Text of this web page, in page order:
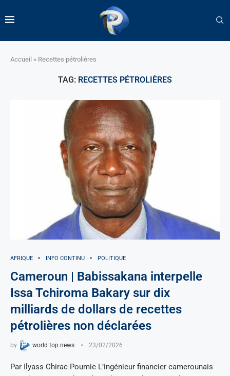
Accueil » Recettes pétrolières
TAG: RECETTES PÉTROLIÈRES
AFRIQUE INFO CONTINU POLITIQUE
Cameroun | Babissakana interpelle
Issa Tchiroma Bakary sur dix
milliards de dollars de recettes
pétrolières non déclarées
by world top news 23/02/2026
Par Ilyass Chirac Poumie L’ingénieur financier camerounais